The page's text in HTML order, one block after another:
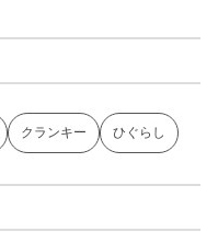
クランキー ひぐらし